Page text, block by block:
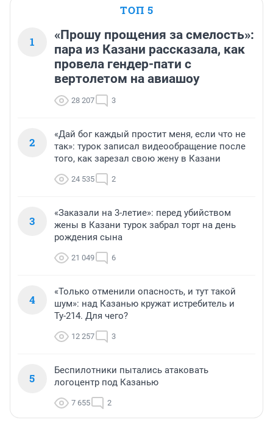
ТОП 5
1
«Прошу прощения за смелость»:
пара из Казани рассказала, как
провела гендер-пати с
вертолетом на авиашоу
28 207 3
2
«Дай бог каждый простит меня, если что не
так»: турок записал видеообращение после
того, как зарезал свою жену в Казани
24 535 2
3
«Заказали на 3-летие»: перед убийством
жены в Казани турок забрал торт на день
рождения сына
21 049 6
4
«Только отменили опасность, и тут такой
шум»: над Казанью кружат истребитель и
Ту-214. Для чего?
12 257 3
5
Беспилотники пытались атаковать
логоцентр под Казанью
7 655 2